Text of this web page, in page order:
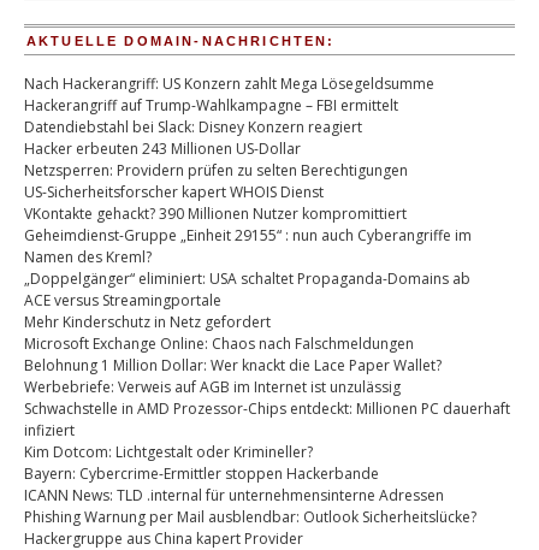
AKTUELLE DOMAIN-NACHRICHTEN:
Nach Hackerangriff: US Konzern zahlt Mega Lösegeldsumme
Hackerangriff auf Trump-Wahlkampagne – FBI ermittelt
Datendiebstahl bei Slack: Disney Konzern reagiert
Hacker erbeuten 243 Millionen US-Dollar
Netzsperren: Providern prüfen zu selten Berechtigungen
US-Sicherheitsforscher kapert WHOIS Dienst
VKontakte gehackt? 390 Millionen Nutzer kompromittiert
Geheimdienst-Gruppe „Einheit 29155“ : nun auch Cyberangriffe im
Namen des Kreml?
„Doppelgänger“ eliminiert: USA schaltet Propaganda-Domains ab
ACE versus Streamingportale
Mehr Kinderschutz in Netz gefordert
Microsoft Exchange Online: Chaos nach Falschmeldungen
Belohnung 1 Million Dollar: Wer knackt die Lace Paper Wallet?
Werbebriefe: Verweis auf AGB im Internet ist unzulässig
Schwachstelle in AMD Prozessor-Chips entdeckt: Millionen PC dauerhaft
infiziert
Kim Dotcom: Lichtgestalt oder Krimineller?
Bayern: Cybercrime-Ermittler stoppen Hackerbande
ICANN News: TLD .internal für unternehmensinterne Adressen
Phishing Warnung per Mail ausblendbar: Outlook Sicherheitslücke?
Hackergruppe aus China kapert Provider